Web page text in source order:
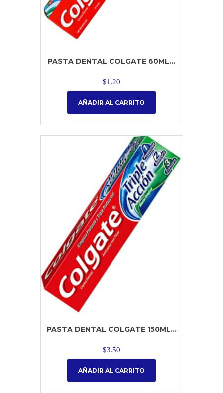
PASTA DENTAL COLGATE 60ML...
$1.20
AÑADIR AL CARRITO
PASTA DENTAL COLGATE 150ML...
$3.50
AÑADIR AL CARRITO